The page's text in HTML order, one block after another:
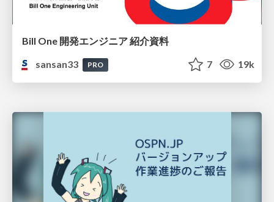
Bill One 開発エンジニア 紹介資料
sansan33
PRO 7 19k